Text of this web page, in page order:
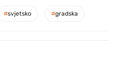
#svjetsko #gradska